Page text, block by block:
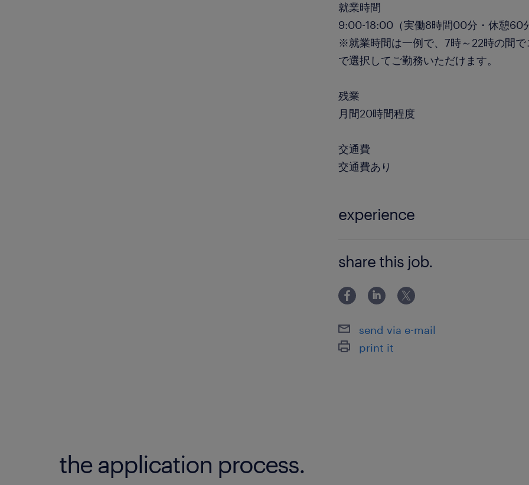
就業時間
9:00-18:00（実働8時間00分・休憩60
※就業時間は一例で、7時～22時の間で
で選択してご勤務いただけます。
残業
月間20時間程度
交通費
交通費あり
experience
会社でのご経験） ・エディトリアルデ
ィックデザインの経験
share this job.
send via e-mail
print it
the application process.